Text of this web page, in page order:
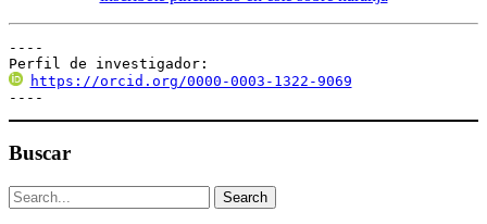
----
Perfil de investigador:
https://orcid.org/0000-0003-1322-9069
----
Buscar